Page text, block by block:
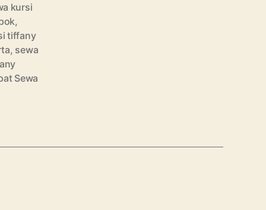
kursi
,
tiffany
, sewa
Sewa